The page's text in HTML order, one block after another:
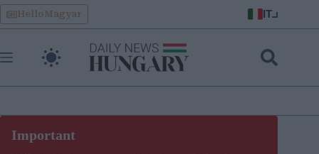
Skip
to
content
HelloMagyar IT